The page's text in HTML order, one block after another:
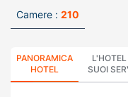
Camere : 210
PANORAMICA
HOTEL
L'HOTEL
SUOI